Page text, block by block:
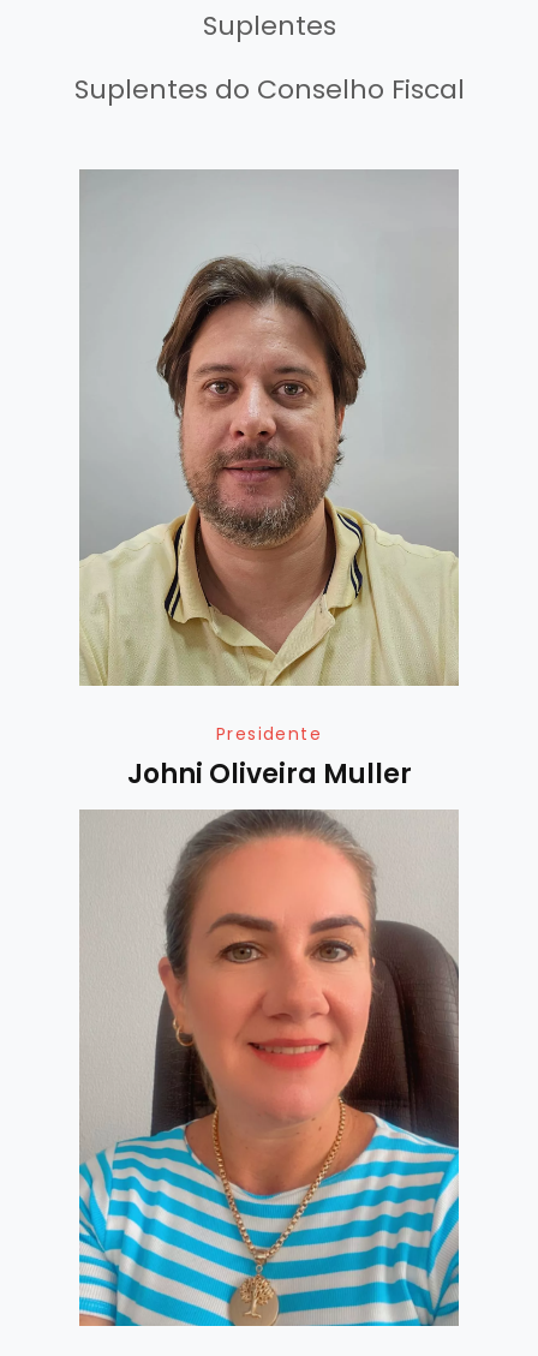
Suplentes
Suplentes do Conselho Fiscal
Presidente
Johni Oliveira Muller